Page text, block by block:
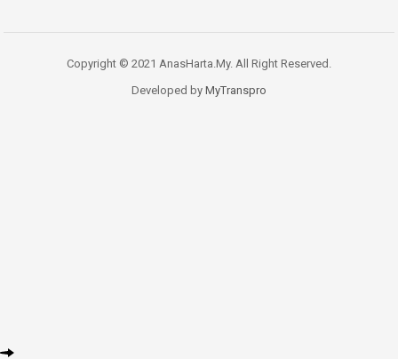
Copyright © 2021 AnasHarta.My. All Right Reserved.
Developed by MyTranspro